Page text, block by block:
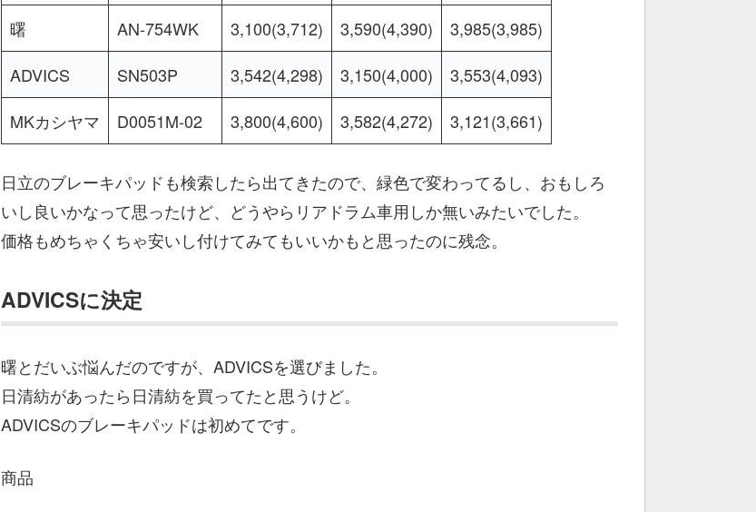
曙
AN-754WK 3,100(3,712) 3,590(4,390)
3,985(3,985)
ADVICS
SN503P 3,542(4,298) 3,150(4,000)
3,553(4,093)
MKカシヤマ
D0051M-02 3,800(4,600) 3,582(4,272) 3,121(3,661)
日立のブレーキパッドも検索したら出てきたので、緑色で変わってるし、おもしろ
いし良いかなって思ったけど、どうやらリアドラム車用しか無いみたいでした。
価格もめちゃくちゃ安いし付けてみてもいいかもと思ったのに残念。
ADVICSに決定
曙とだいぶ悩んだのですが、ADVICSを選びました。
日清紡があったら日清紡を買ってたと思うけど。
ADVICSのブレーキパッドは初めてです。
商品